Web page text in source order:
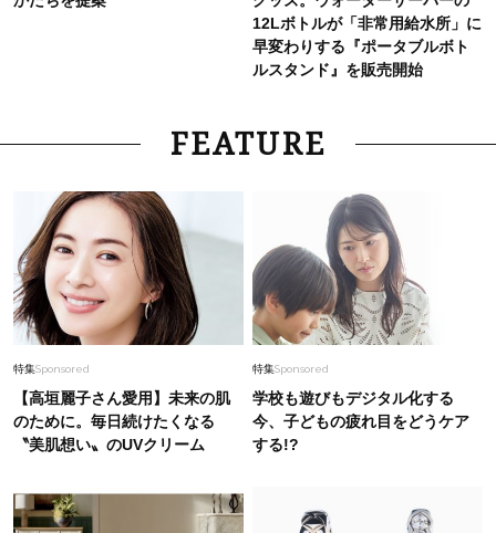
12Lボトルが「非常用給水所」に
早変わりする『ポータブルボト
ルスタンド』を販売開始
FEATURE
特集Sponsored
【高垣麗子さん愛用】未来の肌
のために。毎日続けたくなる
〝美肌想い〟のUVクリーム
特集Sponsored
学校も遊びもデジタル化する
今、子どもの疲れ目をどうケア
する!?